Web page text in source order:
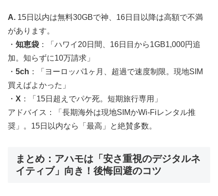
A. 15日以内は無料30GBで神、16日目以降は高額で不満
があります。
・ 知恵袋 ：「ハワイ20日間、16日目から1GB1,000円追
加。知らずに10万請求」
・ 5ch ：「ヨーロッパ1ヶ月、超過で速度制限。現地SIM
買えばよかった」
・ X ：「15日超えでパケ死。短期旅行専用」
アドバイス：「長期海外は現地SIMかWi-Fiレンタル推
奨」。15日以内なら「最高」と絶賛多数。
まとめ：アハモは「安さ重視のデジタルネ
イティブ」向き！後悔回避のコツ